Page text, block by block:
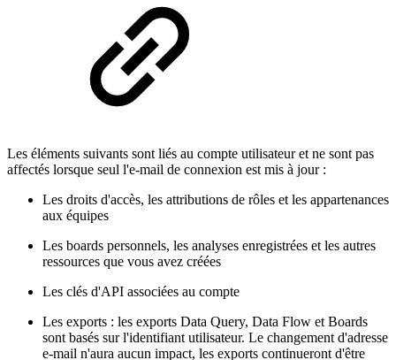
Les éléments suivants sont liés au compte utilisateur et ne sont pas
affectés lorsque seul l'e-mail de connexion est mis à jour :
Les droits d'accès, les attributions de rôles et les appartenances
aux équipes
Les boards personnels, les analyses enregistrées et les autres
ressources que vous avez créées
Les clés d'API associées au compte
Les exports : les exports Data Query, Data Flow et Boards
sont basés sur l'identifiant utilisateur. Le changement d'adresse
e-mail n'aura aucun impact, les exports continueront d'être